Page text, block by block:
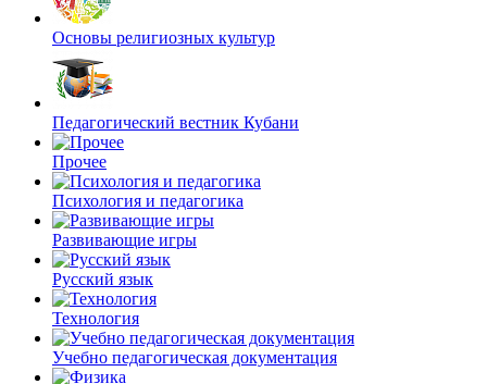
Основы религиозных культур
Педагогический вестник Кубани
Прочее
Психология и педагогика
Развивающие игры
Русский язык
Технология
Учебно педагогическая документация